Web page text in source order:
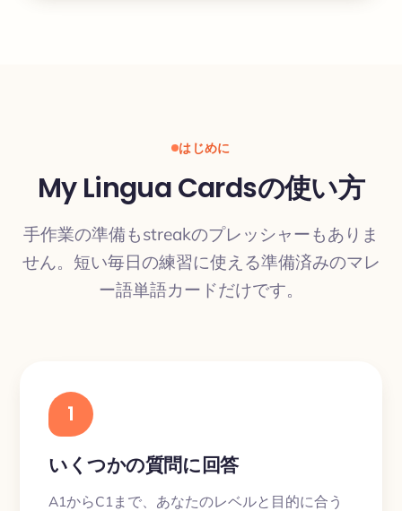
はじめに
My Lingua Cardsの使い方
手作業の準備もstreakのプレッシャーもありま
せん。短い毎日の練習に使える準備済みのマレ
ー語単語カードだけです。
1
いくつかの質問に回答
A1からC1まで、あなたのレベルと目的に合う